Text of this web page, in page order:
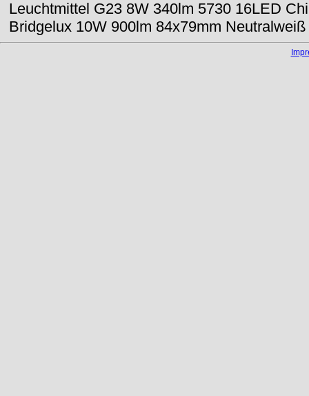
Leuchtmittel G23 8W 340lm 5730 16LED
Bridgelux 10W 900lm 84x79mm